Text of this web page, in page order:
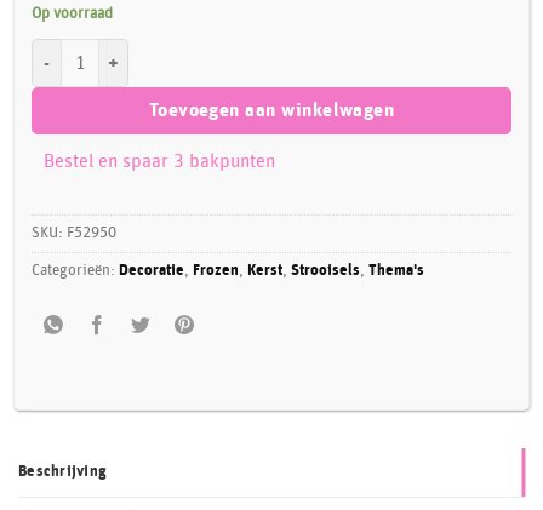
Op voorraad
Toevoegen aan winkelwagen
Bestel en spaar 3 bakpunten
SKU: F52950
Categorieën: Decoratie, Frozen, Kerst,Strooisels,Thema's
Beschrijving